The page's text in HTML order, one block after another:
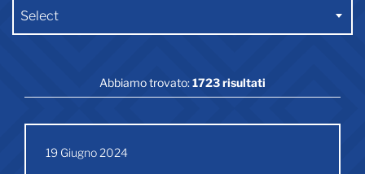
Select
Abbiamo trovato:1723 risultati
19 Giugno 2024